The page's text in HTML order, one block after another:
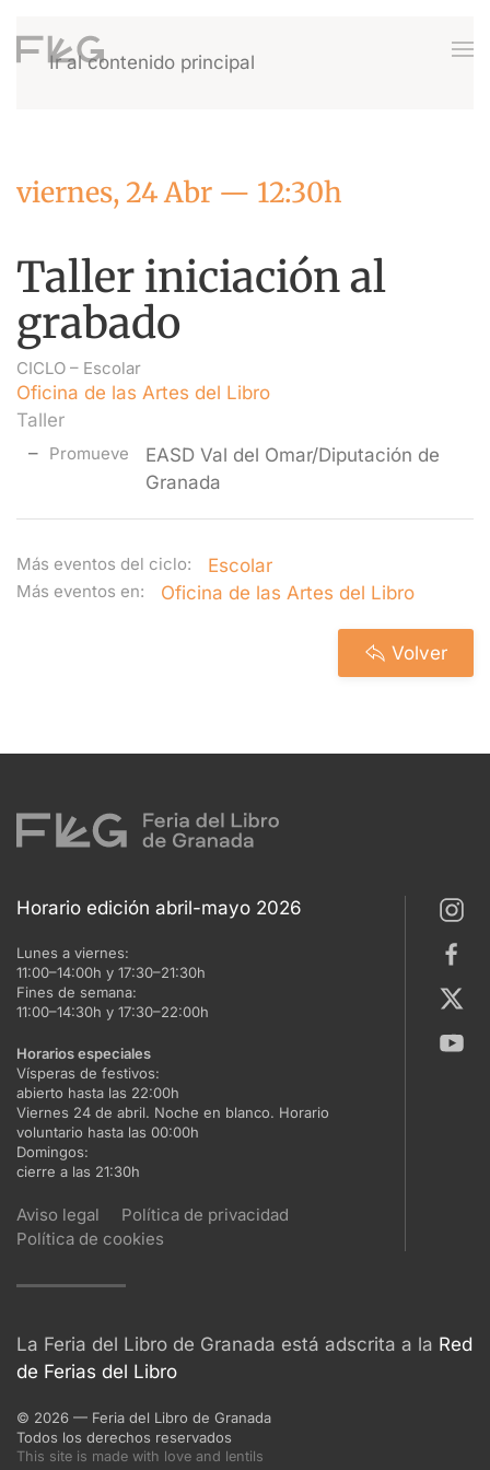
Ir al contenido principal
viernes, 24 Abr — 12:30h
Taller iniciación al
grabado
CICLO – Escolar
Oficina de las Artes del Libro
Taller
Promueve
EASD Val del Omar/Diputación de
Granada
Más eventos del ciclo: Escolar
Más eventos en: Oficina de las Artes del Libro
Volver
Horario edición abril-mayo 2026
Lunes a viernes:
11:00–14:00h y 17:30–21:30h
Fines de semana:
11:00–14:30h y 17:30–22:00h
Horarios especiales
Vísperas de festivos:
abierto hasta las 22:00h
Viernes 24 de abril. Noche en blanco. Horario
voluntario hasta las 00:00h
Domingos:
cierre a las 21:30h
Aviso legal
Política de privacidad
Política de cookies
La Feria del Libro de Granada está adscrita a la Red
de Ferias del Libro
© 2026 — Feria del Libro de Granada
Todos los derechos reservados
This site is made with love and lentils